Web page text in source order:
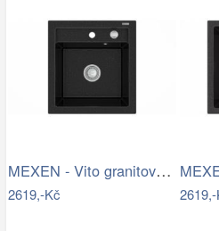
MEXEN - Vito granitový dřez 1-miska…
2619,-Kč